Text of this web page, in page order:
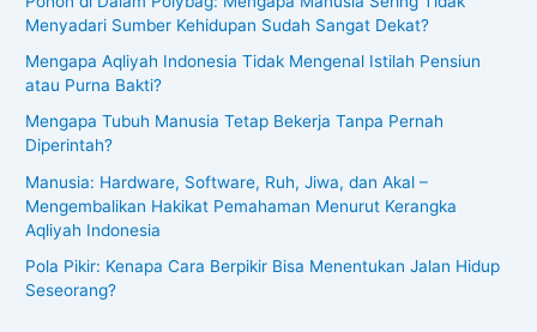
f
r
:
Menyadari Sumber Kehidupan Sudah Sangat Dekat?
Mengapa Aqliyah Indonesia Tidak Mengenal Istilah Pensiun
atau Purna Bakti?
Mengapa Tubuh Manusia Tetap Bekerja Tanpa Pernah
Diperintah?
Manusia: Hardware, Software, Ruh, Jiwa, dan Akal –
Mengembalikan Hakikat Pemahaman Menurut Kerangka
Aqliyah Indonesia
Pola Pikir: Kenapa Cara Berpikir Bisa Menentukan Jalan Hidup
Seseorang?